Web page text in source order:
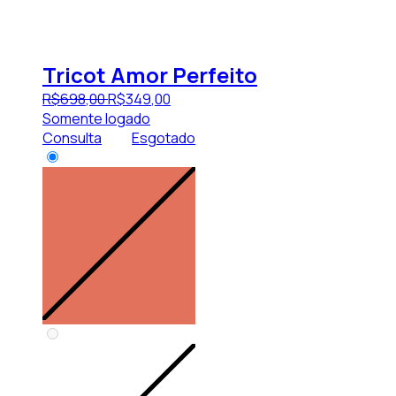
Tricot Amor Perfeito
R$698,00R$349,00
Somente logado
Consulta
Esgotado